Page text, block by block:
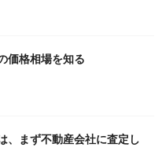
価格相場を知る
、まず不動産会社に査定し